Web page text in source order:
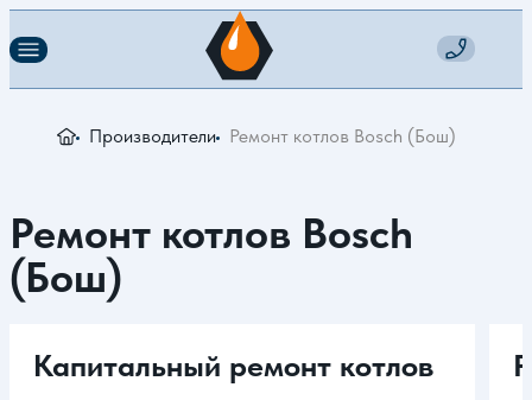
Производители Ремонт котлов Bosch (Бош)
Ремонт котлов Bosch
(Бош)
Капитальный ремонт котлов